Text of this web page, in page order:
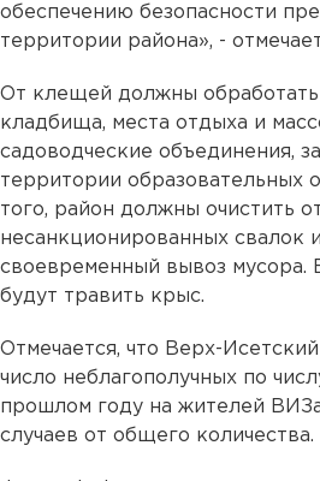
обеспечению безопасности
территории района», -
От клещей должны обработать
кладбища, места отдыха и
садоводческие объединения,
территории образовательных
того, район должны очистить
несанкционированных свалок
своевременный вывоз мусора.
будут травить крыс.
Отмечается, что Верх-
число неблагополучных по
прошлом году на жителей
случаев от общего количества.